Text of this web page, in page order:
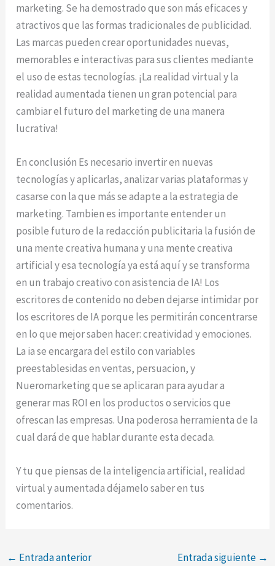
marketing. Se ha demostrado que son más eficaces y
atractivos que las formas tradicionales de publicidad.
Las marcas pueden crear oportunidades nuevas,
memorables e interactivas para sus clientes mediante
el uso de estas tecnologías. ¡La realidad virtual y la
realidad aumentada tienen un gran potencial para
cambiar el futuro del marketing de una manera
lucrativa!
En conclusión Es necesario invertir en nuevas
tecnologías y aplicarlas, analizar varias plataformas y
casarse con la que más se adapte a la estrategia de
marketing. Tambien es importante entender un
posible futuro de la redacción publicitaria la fusión de
una mente creativa humana y una mente creativa
artificial y esa tecnología ya está aquí y se transforma
en un trabajo creativo con asistencia de IA! Los
escritores de contenido no deben dejarse intimidar por
los escritores de IA porque les permitirán concentrarse
en lo que mejor saben hacer: creatividad y emociones.
La ia se encargara del estilo con variables
preestablesidas en ventas, persuacion, y
Nueromarketing que se aplicaran para ayudar a
generar mas ROI en los productos o servicios que
ofrescan las empresas. Una poderosa herramienta de la
cual dará de que hablar durante esta decada.
Y tu que piensas de la inteligencia artificial, realidad
virtual y aumentada déjamelo saber en tus
comentarios.
← Entrada anterior Entrada siguiente →